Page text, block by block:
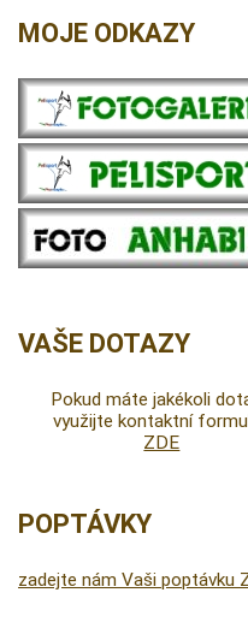
MOJE ODKAZY
VAŠE DOTAZY
Pokud máte jakékoli
využijte kontaktní
ZDE
POPTÁVKY
zadejte nám Vaši poptávku